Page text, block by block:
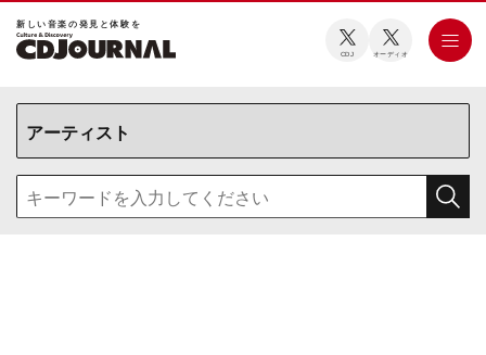
新しい⾳楽の発⾒と体験を
CDJ オーディオ